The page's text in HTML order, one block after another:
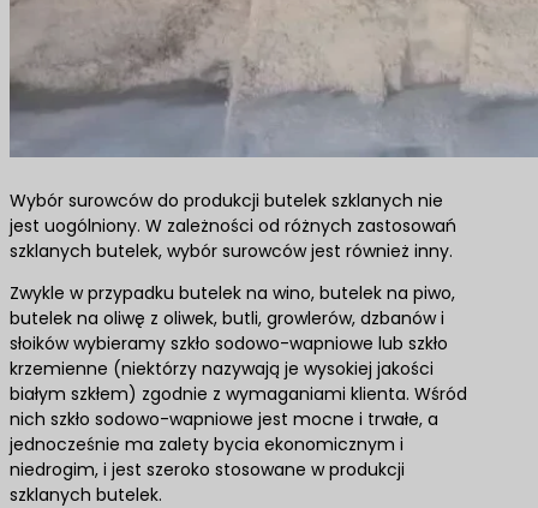
Wybór surowców do produkcji butelek szklanych nie
jest uogólniony. W zależności od różnych zastosowań
szklanych butelek, wybór surowców jest również inny.
Zwykle w przypadku butelek na wino, butelek na piwo,
butelek na oliwę z oliwek, butli, growlerów, dzbanów i
słoików wybieramy szkło sodowo-wapniowe lub szkło
krzemienne (niektórzy nazywają je wysokiej jakości
białym szkłem) zgodnie z wymaganiami klienta. Wśród
nich szkło sodowo-wapniowe jest mocne i trwałe, a
jednocześnie ma zalety bycia ekonomicznym i
niedrogim, i jest szeroko stosowane w produkcji
szklanych butelek.